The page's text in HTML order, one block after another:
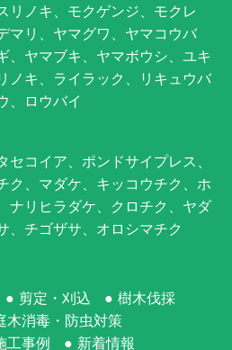
リノキ、モクゲンジ、モクレ
マリ、ヤマグワ、ヤマコウバ
、ヤマブキ、ヤマボウシ、ユキ
ノキ、ライラック、リキュウバ
、ロウバイ
コイア、ポンドサイプレス、
ク、マダケ、キッコウチク、ホ
ナリヒラダケ、クロチク、ヤダ
、チゴザサ、オロシマチク
剪定・刈込
樹木伐採
木消毒・防虫対策
工事例 新着情報